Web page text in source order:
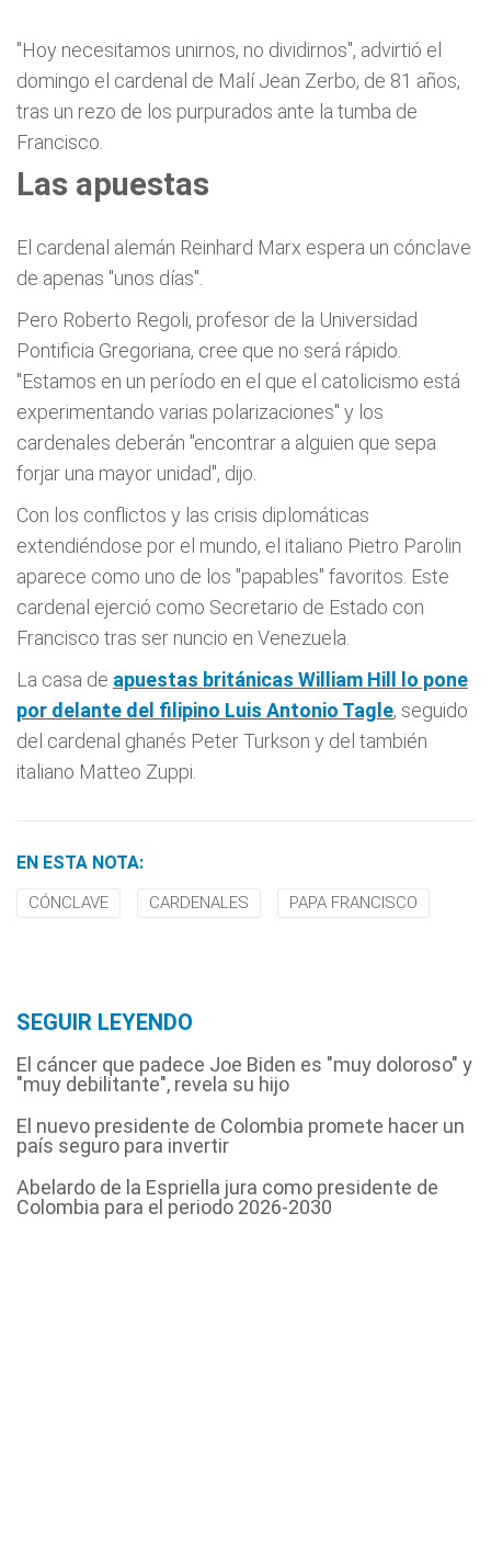
"Hoy necesitamos unirnos, no dividirnos", advirtió el
domingo el cardenal de Malí Jean Zerbo, de 81 años,
tras un rezo de los purpurados ante la tumba de
Francisco.
Las apuestas
El cardenal alemán Reinhard Marx espera un cónclave
de apenas "unos días".
Pero Roberto Regoli, profesor de la Universidad
Pontificia Gregoriana, cree que no será rápido.
"Estamos en un período en el que el catolicismo está
experimentando varias polarizaciones" y los
cardenales deberán "encontrar a alguien que sepa
forjar una mayor unidad", dijo.
Con los conflictos y las crisis diplomáticas
extendiéndose por el mundo, el italiano Pietro Parolin
aparece como uno de los "papables" favoritos. Este
cardenal ejerció como Secretario de Estado con
Francisco tras ser nuncio en Venezuela.
La casa de apuestas británicas William Hill lo pone
por delante del filipino Luis Antonio Tagle, seguido
del cardenal ghanés Peter Turkson y del también
italiano Matteo Zuppi.
EN ESTA NOTA:
CÓNCLAVE CARDENALES PAPA FRANCISCO
SEGUIR LEYENDO
El cáncer que padece Joe Biden es "muy doloroso" y
"muy debilitante", revela su hijo
El nuevo presidente de Colombia promete hacer un
país seguro para invertir
Abelardo de la Espriella jura como presidente de
Colombia para el periodo 2026-2030